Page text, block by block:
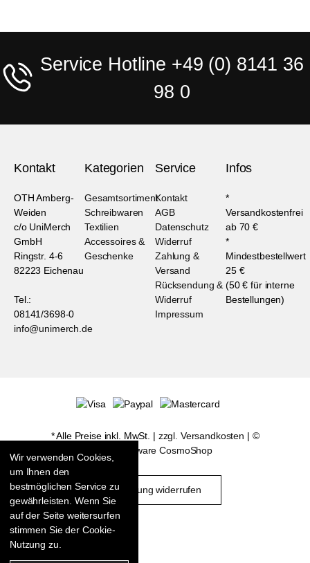
Wir verwenden Cookies,
um Ihnen den
bestmöglichen Service zu
gewährleisten. Wenn Sie
auf der Seite weitersurfen
stimmen Sie der Cookie-
Nutzung zu.
Service Hotline +49 (0) 8141 36
98 0
Kontakt
OTH Amberg-
Weiden
c/o UniMerch
GmbH
Ringstr. 4-6
82223 Eichenau
Tel.:
08141/3698-0
info@unimerch.de
Kategorien
Gesamtsortiment
Schreibwaren
Textilien
Accessoires &
Geschenke
Service
Kontakt
AGB
Datenschutz
Widerruf
Zahlung &
Versand
Rücksendung &
Widerruf
Impressum
Infos
*
Versandkostenfrei
ab 70 €
*
Mindestbestellwert
25 €
(50 € für interne
Bestellungen)
* Alle Preise inkl. MwSt. | zzgl. Versandkosten | ©
Shopsoftware CosmoShop
Bestellung widerrufen